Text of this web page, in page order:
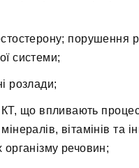
порушення
системи;
розлади;
що впливають
вітамінів та
організму речовин;